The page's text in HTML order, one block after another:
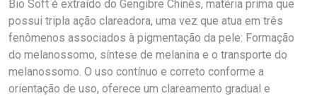
Bio Soft é extraído do Gengibre Chinês, matéria prima que
possui tripla ação clareadora, uma vez que atua em três
fenômenos associados à pigmentação da pele: Formação
do melanossomo, síntese de melanina e o transporte do
melanossomo. O uso contínuo e correto conforme a
orientação de uso, oferece um clareamento gradual e